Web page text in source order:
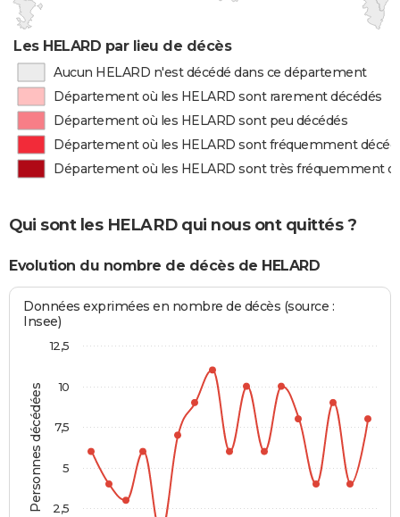
Les HELARD par lieu de décès
Aucun HELARD n'est décédé dans ce département
Département où les HELARD sont rarement décédés
Département où les HELARD sont peu décédés
Département où les HELARD sont fréquemment
Département où les HELARD sont très fréquemment
Qui sont les HELARD qui nous ont quittés ?
Evolution du nombre de décès de HELARD
Personnes décédées
Données exprimées en nombre de décès (source :
Insee)
2,5
5
7,5
10
12,5